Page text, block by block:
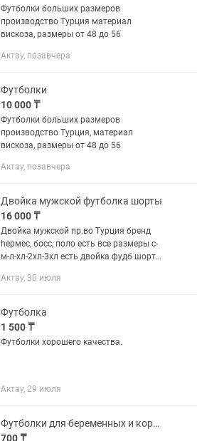
Футболки больших размеров
производство Турция материал
вискоза, размеры от 48 до 56
Актау, позавчера
Футболки
10 000 ₸
Футболки больших размеров
производство Турция, материал
вискоза, размеры от 48 до 56
Актау, позавчера
Двойка мужской футболка шорты
16 000 ₸
Двойка мужской пр.во Турция бренд
һермес, босс, поло есть все размеры с-
м-л-хл-2хл-3хл есть двойка фудб шорты
пишите звоните!
Актау, 30 июля
Футболка
1 500 ₸
Футболки хорошего качества.
Актау, 29 июля
Футболки для беременных и кормящих
700 ₸